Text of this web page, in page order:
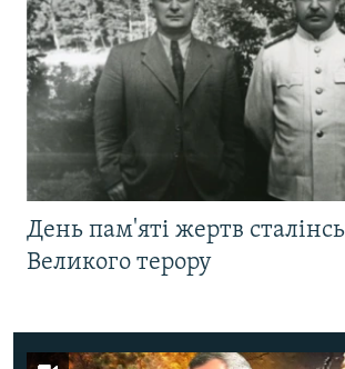
День пам'яті жертв
Великого терору